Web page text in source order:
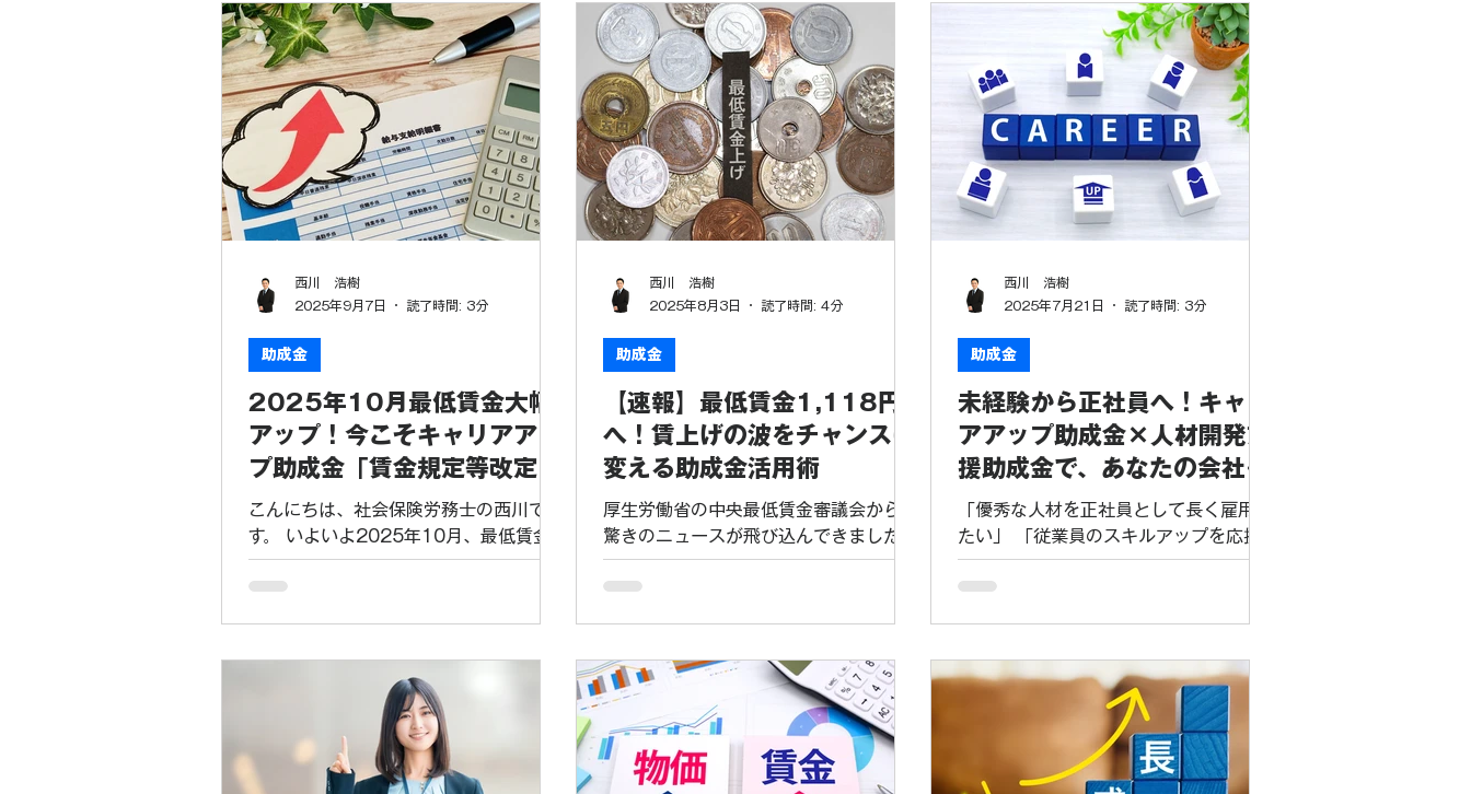
て企業の生産性向上に直結する、もはや
「未来への投資」と言えるでしょう。
しかし、「賃上げしたいが、コスト負担
が不安…」と感じる経営者様もいらっし
ゃるかもしれません。 そこで活用して
いただきたいのが、厚生労働省が提供す
る「キャリアアップ助成金」です。この
助成金は、非正規雇用の労働者のキャリ
アアップを促進するための制度ですが、
特に「正社員化コース」は、政府の掲げ
レクトに支援する強力な柱となっていま
化コース）とは？ キャリアアップ助成
金（正社員化コース）は、有期雇用労働
者、短時間労働者、派遣労働者といった
非正規雇用の従業員を、正社員へ転換ま
たは直接雇用した場合に支給される助成
金です。 これは、単なるコスト補填では
ありません。企業が「長期的な雇用と安
定した待遇」を提供
健康保険の被扶養者認定基準である「年
収130万円の壁」は、優秀な人材の働き
控えにつながり、企業の生産性低下の大
きな原因となっていました。 しかし、
ご安心ください！この課題を解決し、企
業の戦力アップと従業員の収入増加を同
時に実現できる、非常に強力な助成金が
新設されました。それが、キャリアアッ
プ助成金「短時間労働者労働時間延長支
援コース」です。 1人につき最大75万
スは、短時間で働く従業員（パート・ア
たに社会保険に加入させるとともに、収
入増加の取り組みを行った事業主様に対
し、助成金が支給される制度です。 最大
の魅力は、その支給額にあります。 労働
者1人あたり：最大75万円を支給！ (企
業規模や取り組み内容により変動しま
す) 支給対象人数：上限なし！...
態になりかねません。 しかし、ご安心
ください。 今回は、そんな逆境をチャ
ンスに変えるための強力な武器、キャリ
アアップ助成金「正社員化コース」をご
紹介します。この助成金を活用すれば、
人件費の負担を軽減しながら、従業員の
モチベーションアップと人材の定着を実
現できます。 キャリアアップ助成金「正
社員化コース」ってどんな助成金？ こ
の助成金は、非正規雇用の従業員（パー
社員として雇用する企業を支援する制度
は安定した雇用や昇給・昇進の機会を得
られます。これにより、仕事へのモチベ
ーションが高まり、定着率が向上し、結
果として企業の生産性アップにもつなが
るという、企業と従業員双方にとってメ
リットの大きい仕組みです。 どんな企業
がもらえるの？ キャリアアップ助成金
「正社員化コース」
2025年10月最低賃金大幅
アップ！今こそキャリアアッ
プ助成金「賃金規定等改定コ
ース」を活用しよう
こんにちは、社会保険労務士の西川で
す。 いよいよ2025年10月、最低賃金
の大幅な引き上げが予定されています。
これは、多くの企業にとって人件費増と
ンスでもあります。 特に、最低賃金が過
去最高の引き上げ額になるといわれる
今、注目すべきは、キャリアアップ助成
金「賃金規定等改定コース」です。 キャ
助成金
西川 浩樹
2025年9月7日
読了時間: 3分
【速報】最低賃金1,118円
へ！賃上げの波をチャンスに
変える助成金活用術
厚生労働省の中央最低賃金審議会から、
驚きのニュースが飛び込んできました。
2025年度の最低賃金改定の目安とし
て、全国平均で時給1,118円とする案が
という、過去最大級の大幅な引き上げで
す。 物価高騰が続く現代において、働く
人々の生活を支えるための賃上げは非常
に重要なことです。しかし、経営者の皆
様にとっては、人件費の増加という大き
助成金
西川 浩樹
2025年8月3日
読了時間: 4分
未経験から正社員へ！キャリ
アアップ助成金×人材開発支
援助成金で、あなたの会社も
従業員もWIN-WINに！
「優秀な人材を正社員として長く雇用し
たい」 「従業員のスキルアップを応援
したい」とお考えの経営者の皆様、朗報
です！国のキャリアアップ助成金（正社
社員に転換し、さらに専門的なスキルを
身につけてもらいながら、多額の助成金
を受け取れるチャンスがあります。これ
は、企業にとっても従業員にとっても、
まさに「WIN-WIN」の素晴らしい制度
助成金
西川 浩樹
2025年7月21日
読了時間: 3分